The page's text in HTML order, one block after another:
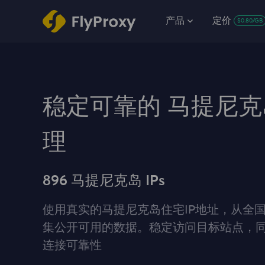
产品 定价 $0.80/GB
稳定可靠的 马提尼
理
896 马提尼克岛 IPs
使用真实的马提尼克岛住宅IP地址，从全
集公开可用的数据。稳定访问目标站点，
连接可靠性